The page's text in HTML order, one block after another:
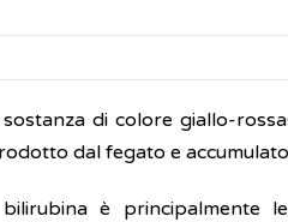
di colore giallo-
dal fegato e
è principalmente